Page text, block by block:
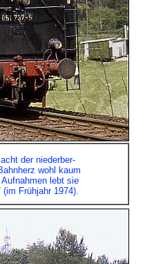
der niederber-
wohl kaum
lebt sie
Frühjahr 1974).